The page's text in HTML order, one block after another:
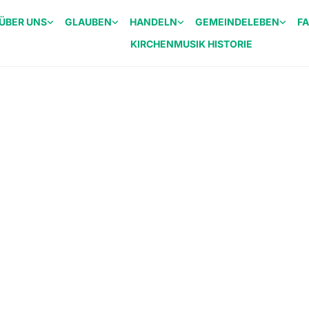
UNS GLAUBEN HANDELN GEMEINDELEBEN
KIRCHENMUSIK HISTORIE